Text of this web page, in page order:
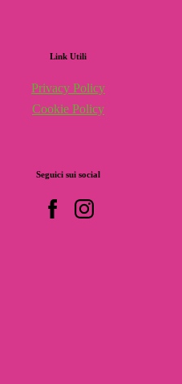
Link Utili
Privacy Policy
Cookie Policy
Seguici sui social